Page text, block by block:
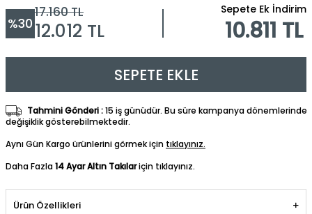
%30
17.160TL
12.012 TL
Sepete Ek İndirim
10.811 TL
SEPETE EKLE
Tahmini Gönderi :15 iş günüdür. Bu süre kampanya dönemlerinde
değişiklik gösterebilmektedir.
Aynı Gün Kargo ürünlerini görmek için tıklayınız.
Daha Fazla14 Ayar Altın Takılariçin tıklayınız.
Ürün Özellikleri